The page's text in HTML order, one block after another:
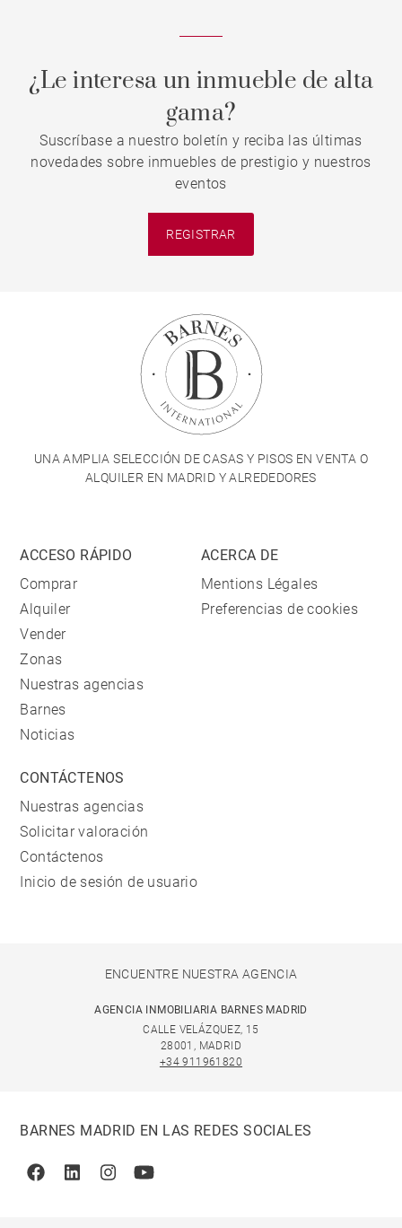
¿Le interesa un inmueble de alta
gama?
Suscríbase a nuestro boletín y reciba las últimas
novedades sobre inmuebles de prestigio y nuestros
eventos
REGISTRAR
UNA AMPLIA SELECCIÓN DE CASAS Y PISOS EN VENTA O
ALQUILER EN MADRID Y ALREDEDORES
ACCESO RÁPIDO
Comprar
Alquiler
Vender
Zonas
Nuestras agencias
Barnes
Noticias
ACERCA DE
Mentions Légales
Preferencias de cookies
CONTÁCTENOS
Nuestras agencias
Solicitar valoración
Contáctenos
Inicio de sesión de usuario
ENCUENTRE NUESTRA AGENCIA
AGENCIA INMOBILIARIA BARNES MADRID
CALLE VELÁZQUEZ, 15
28001, MADRID
+34 911961820
BARNES MADRID EN LAS REDES SOCIALES
FacebookLinkedinInstagramYoutube